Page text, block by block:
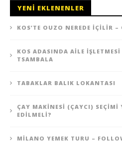
YENI EKLENENLER
KOS’TE OUZO NEREDE İÇILIR –
KOS ADASINDA AILE
TSAMBALA
TABAKLAR BALIK LOKANTASI
ÇAY MAKINESI (ÇAYCI) SEÇIMI
EDILMELI?
MILANO YEMEK TURU –